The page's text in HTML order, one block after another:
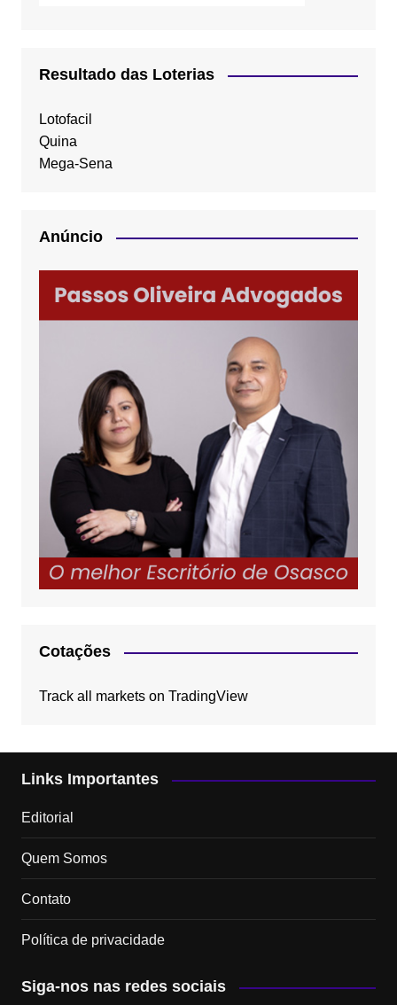
Resultado das Loterias
Lotofacil
Quina
Mega-Sena
Anúncio
Cotações
Track all markets on TradingView
Links Importantes
Editorial
Quem Somos
Contato
Política de privacidade
Siga-nos nas redes sociais